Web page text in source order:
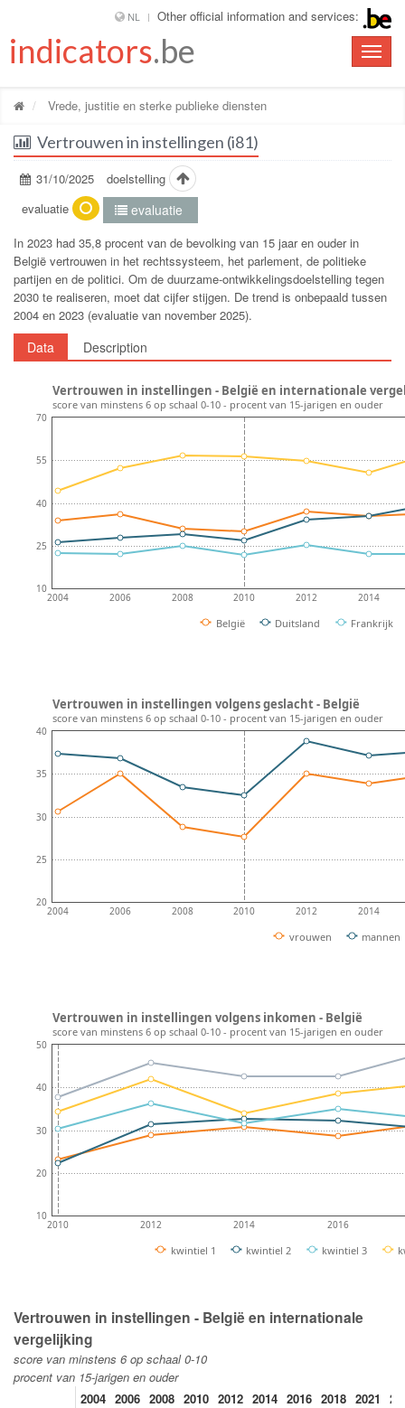
NL Other official information and services:
Toggle
indicators.be
Vrede, justitie en sterke publieke diensten
Vertrouwen in instellingen (i81)
31/10/2025
doelstelling
evaluatie
evaluatie
In 2023 had 35,8 procent van de bevolking van 15 jaar en ouder in
België vertrouwen in het rechtssysteem, het parlement, de politieke
partijen en de politici. Om de duurzame-ontwikkelingsdoelstelling tegen
2030 te realiseren, moet dat cijfer stijgen. De trend is onbepaald tussen
2004 en 2023 (evaluatie van november 2025).
Data Description
2004 2006 2008 2010 2012 2014
10
25
40
55
70
België Duitsland Frankrijk
Vertrouwen in instellingen - België en internationale
score van minstens 6 op schaal 0-10 - procent van 15-jarigen en ouder
2004 2006 2008 2010 2012 2014
20
25
30
35
40
vrouwen mannen
Vertrouwen in instellingen volgens geslacht - België
score van minstens 6 op schaal 0-10 - procent van 15-jarigen en ouder
2010 2012 2014 2016
10
20
30
40
50
kwintiel 1 kwintiel 2 kwintiel 3
Vertrouwen in instellingen volgens inkomen - België
score van minstens 6 op schaal 0-10 - procent van 15-jarigen en ouder
Vertrouwen in instellingen - België en internationale
vergelijking
score van minstens 6 op schaal 0-10
procent van 15-jarigen en ouder
2004 2006 2008 2010 2012 2014 2016 2018 2021